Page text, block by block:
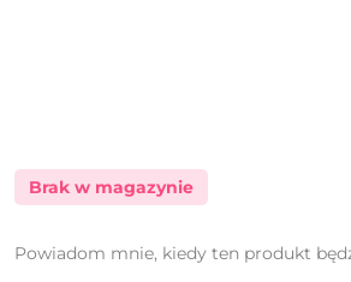
Brak w magazynie
Powiadom mnie, kiedy ten produkt